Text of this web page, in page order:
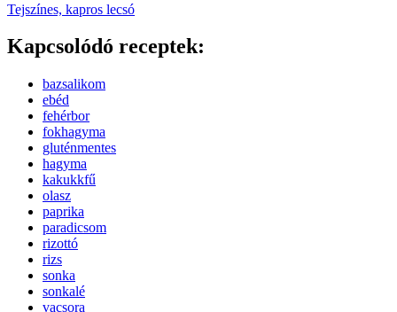
Tejszínes, kapros lecsó
Kapcsolódó receptek:
bazsalikom
ebéd
fehérbor
fokhagyma
gluténmentes
hagyma
kakukkfű
olasz
paprika
paradicsom
rizottó
rizs
sonka
sonkalé
vacsora